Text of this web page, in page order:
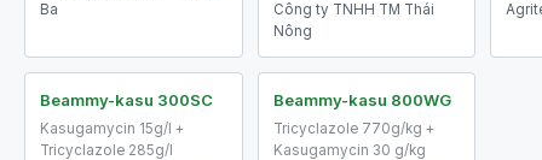
Ba
Công ty TNHH TM Thái
Nông
Beammy-kasu 300SC
Kasugamycin 15g/l +
Tricyclazole 285g/l
Beammy-kasu 800WG
Tricyclazole 770g/kg +
Kasugamycin 30 g/kg